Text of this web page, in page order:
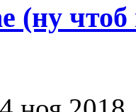
(ну